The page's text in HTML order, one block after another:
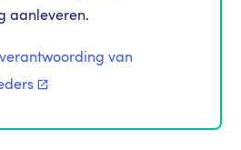
aanleveren.
van